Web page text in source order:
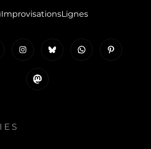
ImprovisationsLignes
Instagram WhatsApp
Mastodon